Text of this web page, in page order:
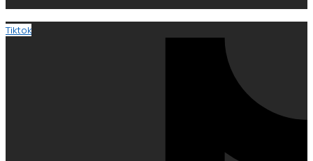
Tiktok